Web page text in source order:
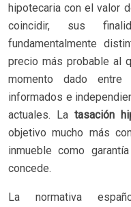
hipotecaria con el valor
coincidir, sus
fundamentalmente
precio más probable al
momento dado
informados e
actuales. La tasación
objetivo mucho más
inmueble como
concede.
La normativa